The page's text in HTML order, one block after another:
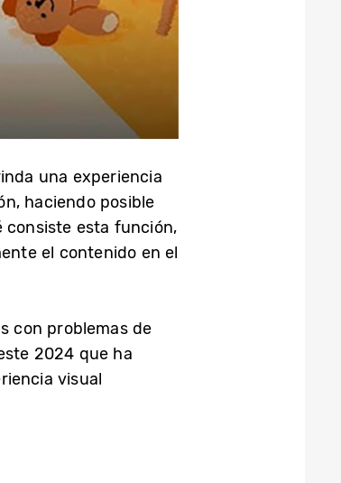
una experiencia
haciendo posible
consiste esta función,
el contenido en el
con problemas de
2024 que ha
visual